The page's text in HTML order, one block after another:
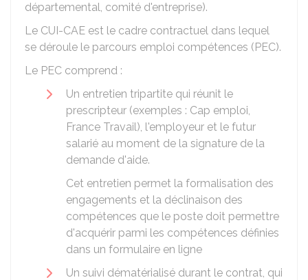
départemental, comité d'entreprise).
Le CUI-CAE est le cadre contractuel dans lequel
se déroule le parcours emploi compétences (PEC).
Le PEC comprend :
Un entretien tripartite qui réunit le
prescripteur (exemples : Cap emploi,
France Travail), l'employeur et le futur
salarié au moment de la signature de la
demande d'aide.
Cet entretien permet la formalisation des
engagements et la déclinaison des
compétences que le poste doit permettre
d'acquérir parmi les compétences définies
dans un formulaire en ligne
Un suivi dématérialisé durant le contrat, qui